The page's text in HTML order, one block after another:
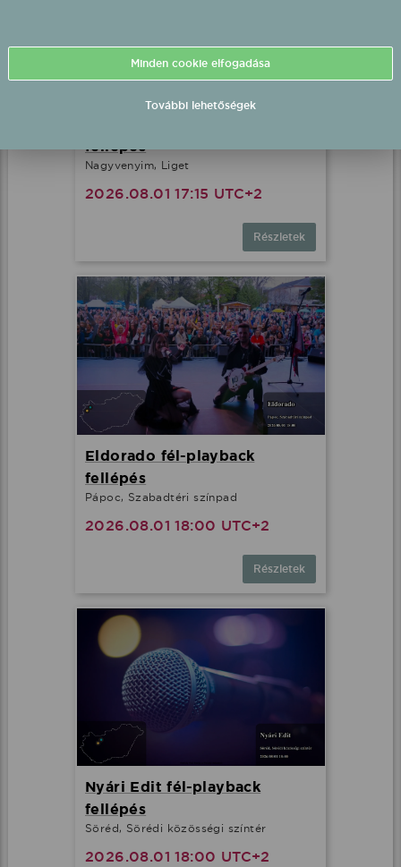
fellépés
Nagyvenyim, Liget
2026.08.01 17:15 UTC+2
Részletek
Eldorado fél-playback
fellépés
Pápoc, Szabadtéri színpad
2026.08.01 18:00 UTC+2
Részletek
Nyári Edit fél-playback
fellépés
Söréd, Sörédi közösségi színtér
2026.08.01 18:00 UTC+2
Minden cookie elfogadása
További lehetőségek